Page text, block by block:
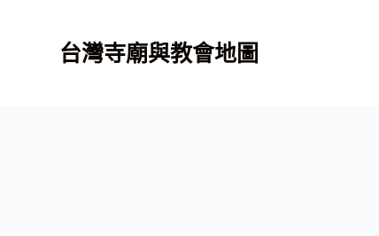
台灣寺廟與教會地圖